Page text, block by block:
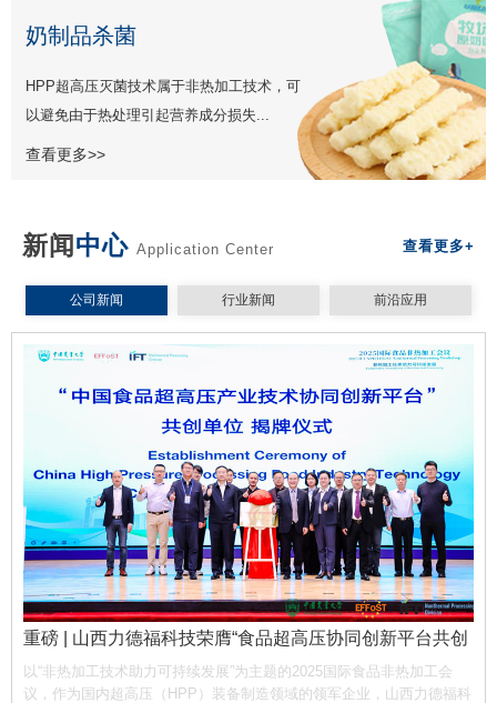
奶制品杀菌
HPP超高压灭菌技术属于非热加工技术，可
以避免由于热处理引起营养成分损失...
查看更多>>
新闻中心 Application Center 查看更多+
公司新闻 行业新闻 前沿应用
重磅 | 山西力德福科技荣膺“食品超高压协同创新平台共创
单位”，携手产业链共筑非热加工新生态
以“非热加工技术助力可持续发展”为主题的2025国际食品非热加工会
议，作为国内超高压（HPP）装备制造领域的领军企业，山西力德福科